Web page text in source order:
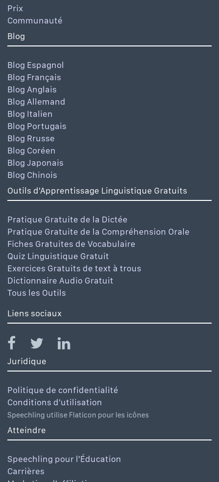
Prix
Communauté
Blog
Blog Espagnol
Blog Français
Blog Anglais
Blog Allemand
Blog Italien
Blog Portugais
Blog Rrusse
Blog Coréen
Blog Japonais
Blog Chinois
Outils d'Apprentissage Linguistique Gratuits
Pratique Gratuite de la Dictée
Pratique Gratuite de la Compréhension Orale
Fiches Gratuites de Vocabulaire
Quiz Linguistique Gratuit
Exercices Gratuits de text à trous
Dictionnaire Audio Gratuit
Tous les Outils
Liens sociaux
Juridique
Politique de confidentialité
Conditions d'utilisation
Speechling utilise Flaticon pour les icônes
Atteindre
Speechling pour l'Éducation
Carrières